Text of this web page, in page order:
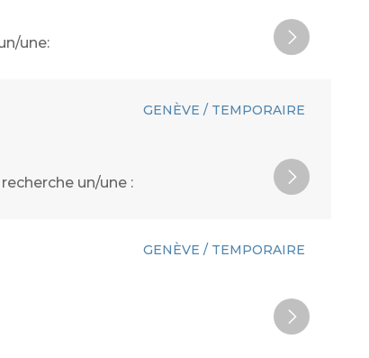
une:
GENÈVE / TEMPORAIRE
un/une :
GENÈVE / TEMPORAIRE